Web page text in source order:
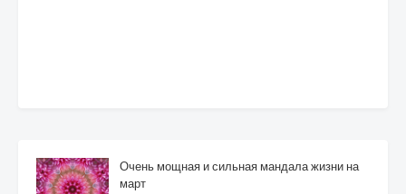
Очень мощная и сильная мандала жизни на
март